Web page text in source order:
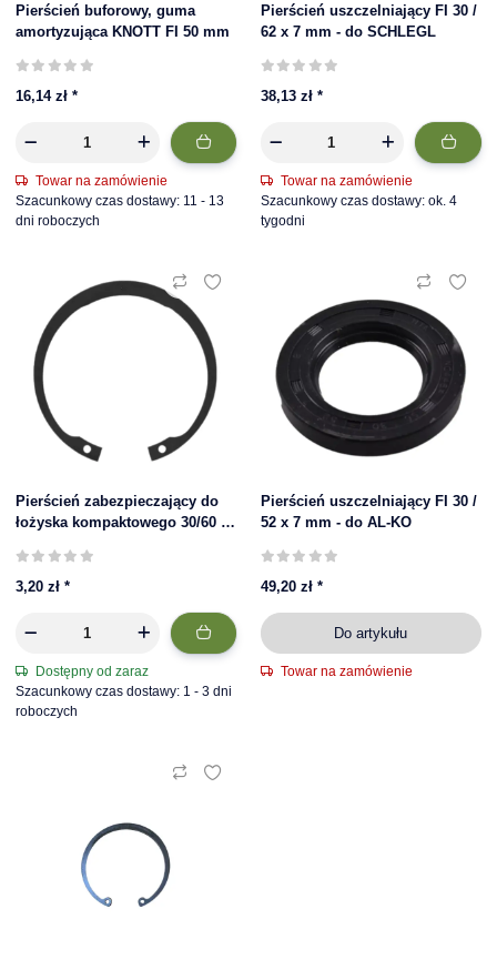
Pierścień buforowy, guma
amortyzująca KNOTT FI 50 mm
16,14 zł *
Towar na zamówienie
Szacunkowy czas dostawy: 11 - 13
dni roboczych
Pierścień uszczelniający FI 30 /
62 x 7 mm - do SCHLEGL
38,13 zł *
Towar na zamówienie
Szacunkowy czas dostawy: ok. 4
tygodni
Pierścień zabezpieczający do
łożyska kompaktowego 30/60 x
3,20 zł *
Dostępny od zaraz
Szacunkowy czas dostawy: 1 - 3 dni
roboczych
Pierścień uszczelniający FI 30 /
52 x 7 mm - do AL-KO
49,20 zł *
Do artykułu
Towar na zamówienie